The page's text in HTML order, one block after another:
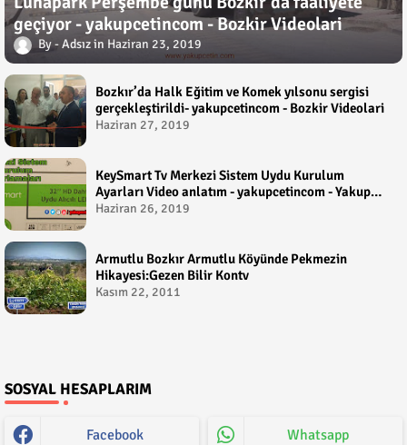
geçiyor - yakupcetincom - Bozkir Videolari
Adsız Haziran 23, 2019
Bozkır’da Halk Eğitim ve Komek yılsonu sergisi
gerçekleştirildi- yakupcetincom - Bozkir Videolari
Haziran 27, 2019
KeySmart Tv Merkezi Sistem Uydu Kurulum
Ayarları Video anlatım - yakupcetincom - Yakup
Çetin
Haziran 26, 2019
Armutlu Bozkır Armutlu Köyünde Pekmezin
Hikayesi:Gezen Bilir Kontv
Kasım 22, 2011
SOSYAL HESAPLARIM
Facebook Whatsapp